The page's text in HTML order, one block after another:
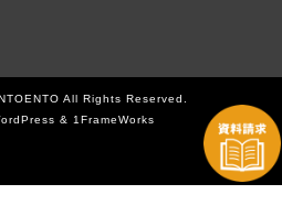
All Rights Reserved.
& 1FrameWorks